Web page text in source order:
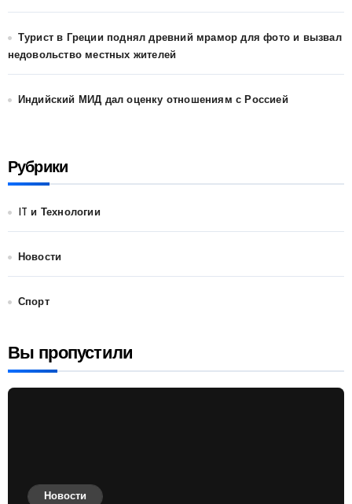
Турист в Греции поднял древний мрамор для фото и вызвал
недовольство местных жителей
Индийский МИД дал оценку отношениям с Россией
Рубрики
IT и Технологии
Новости
Спорт
Вы пропустили
Новости